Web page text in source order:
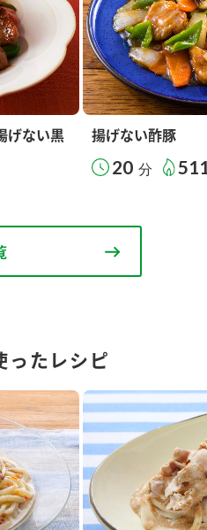
げない黒
揚げない酢豚
20 分
ったレシピ